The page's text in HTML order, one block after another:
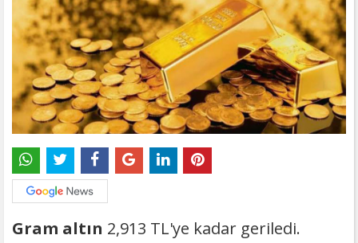
Gram altın 2,913 TL'ye kadar geriledi.